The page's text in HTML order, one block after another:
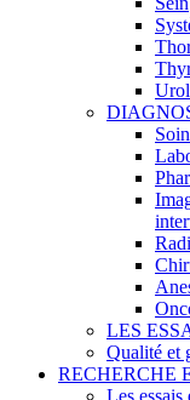
LES
Qualité et
RECHERCHE
Les essais